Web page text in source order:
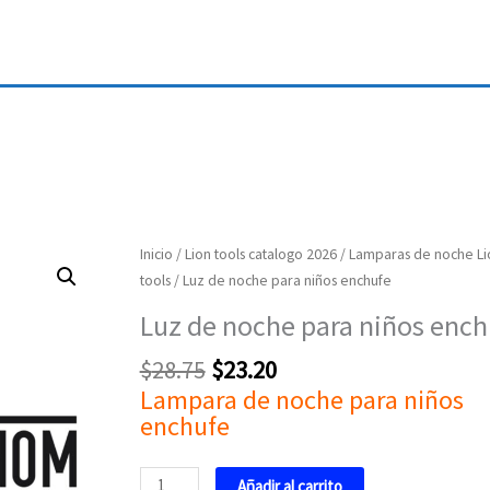
Inicio /Lion tools catalogo 2026/Lamparas de noche
tools/ Luz de noche para niños enchufe
Luz de noche para niños
$28.75
Original
price
$28.75.
$23.20
Current
price
$23.20.
Lampara de noche para niños
enchufe
Luz
de
para
niños
enchufe
cantidad